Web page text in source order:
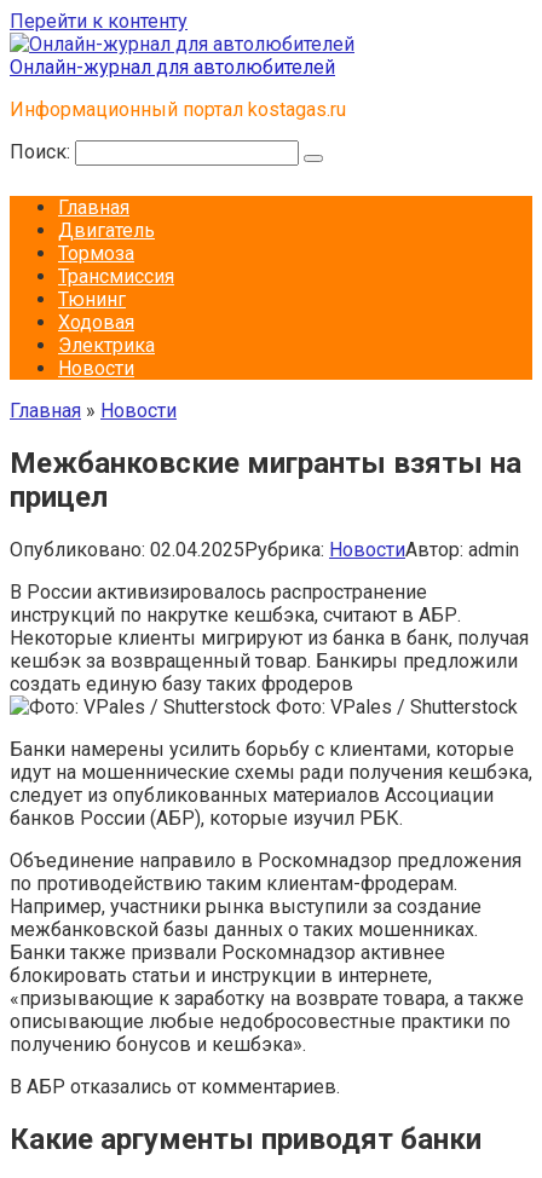
Перейти к контенту
Онлайн-журнал для автолюбителей
Информационный портал kostagas.ru
Поиск:
Главная
Двигатель
Тормоза
Трансмиссия
Тюнинг
Ходовая
Электрика
Новости
Главная » Новости
Межбанковские мигранты взяты на
прицел
Опубликовано: 02.04.2025Рубрика: НовостиАвтор: admin
В России активизировалось распространение
инструкций по накрутке кешбэка, считают в АБР.
Некоторые клиенты мигрируют из банка в банк, получая
кешбэк за возвращенный товар. Банкиры предложили
создать единую базу таких фродеров
Фото: VPales / Shutterstock
Банки намерены усилить борьбу с клиентами, которые
идут на мошеннические схемы ради получения кешбэка,
следует из опубликованных материалов Ассоциации
банков России (АБР), которые изучил РБК.
Объединение направило в Роскомнадзор предложения
по противодействию таким клиентам-фродерам.
Например, участники рынка выступили за создание
межбанковской базы данных о таких мошенниках.
Банки также призвали Роскомнадзор активнее
блокировать статьи и инструкции в интернете,
«призывающие к заработку на возврате товара, а также
описывающие любые недобросовестные практики по
получению бонусов и кешбэка».
В АБР отказались от комментариев.
Какие аргументы приводят банки